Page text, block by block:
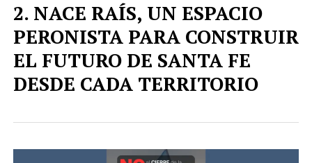
NACE RAÍS, UN ESPACIO
PERONISTA PARA CONSTRUIR
EL FUTURO DE SANTA FE
DESDE CADA TERRITORIO